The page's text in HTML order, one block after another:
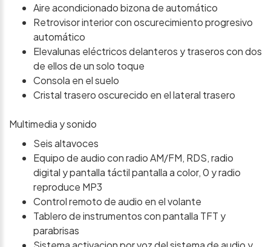
Aire acondicionado bizona de automático
Retrovisor interior con oscurecimiento progresivo
automático
Elevalunas eléctricos delanteros y traseros con dos
de ellos de un solo toque
Consola en el suelo
Cristal trasero oscurecido en el lateral trasero
Multimedia y sonido
Seis altavoces
Equipo de audio con radio AM/FM, RDS, radio
digital y pantalla táctil pantalla a color, 0 y radio
reproduce MP3
Control remoto de audio en el volante
Tablero de instrumentos con pantalla TFT y
parabrisas